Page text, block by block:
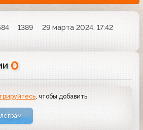
1389
29 марта 2024, 17:42
0
, чтобы добавить